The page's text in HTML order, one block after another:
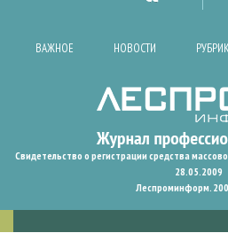
ВАЖНОЕ НОВОСТИ
Свидетельство о регистрации средства
28.05.2009
Леспроминформ.